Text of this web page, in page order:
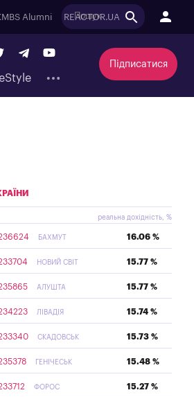
Alumni REACTOR.UA
Підписатися
реальна дохідність, %
БАХМУТ 16.06 %
НОВИЙ СВІТ 15.77 %
АЛУШТА 15.77 %
ЛІВАДІЯ 15.74 %
СКАДОВСЬК 15.73 %
ГЕНІЧЕСЬК 15.48 %
ФОРОС 15.27 %